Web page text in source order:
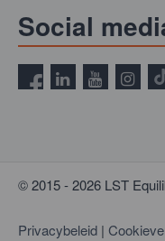
Social
© 2015 - 2026 LST
Privacybeleid |